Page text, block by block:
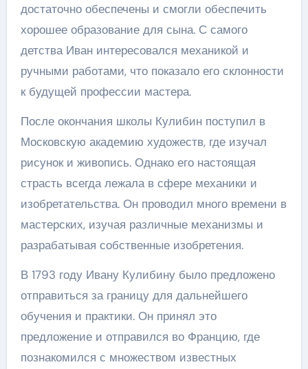
достаточно обеспечены и смогли обеспечить
хорошее образование для сына. С самого
детства Иван интересовался механикой и
ручными работами, что показало его склонности
к будущей профессии мастера.
После окончания школы Кулибин поступил в
Московскую академию художеств, где изучал
рисунок и живопись. Однако его настоящая
страсть всегда лежала в сфере механики и
изобретательства. Он проводил много времени в
мастерских, изучая различные механизмы и
разрабатывая собственные изобретения.
В 1793 году Ивану Кулибину было предложено
отправиться за границу для дальнейшего
обучения и практики. Он принял это
предложение и отправился во Францию, где
познакомился с множеством известных